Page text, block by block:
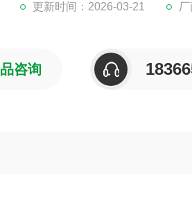
更新时间：2026-03-21
咨询